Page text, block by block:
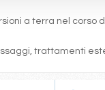
a terra nel corso
trattamenti